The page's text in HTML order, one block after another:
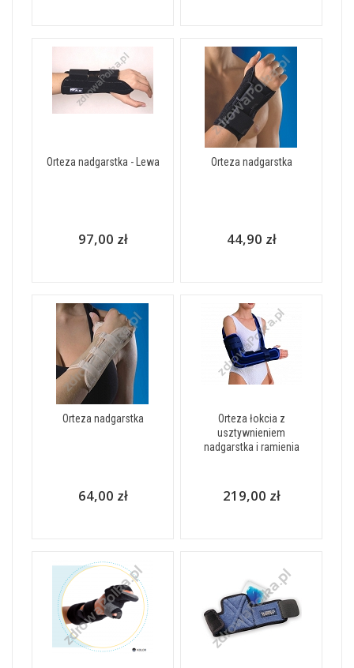
Orteza nadgarstka - Lewa
97,00 zł
Orteza nadgarstka
44,90 zł
Orteza nadgarstka
64,00 zł
Orteza łokcia z
usztywnieniem
nadgarstka i ramienia
219,00 zł